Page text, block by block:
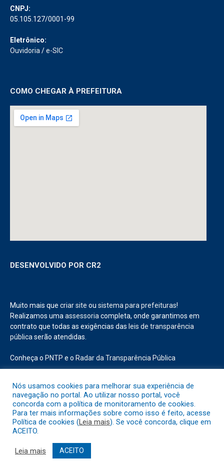
CNPJ:
05.105.127/0001-99
Eletrônico:
Ouvidoria/e-SIC
COMO CHEGAR À PREFEITURA
DESENVOLVIDO POR CR2
Muito mais que criar site ou sistema para prefeituras!
Realizamos umaassessoriacompleta, onde garantimos em
contrato que todas as exigências das leis de transparência
públicaserão atendidas.
Conheça o PNTP e o Radar da Transparência Pública
Todos os direitos reservados a Prefeitura Municipal de Abaetetuba.
Mapa do Site
Acessar o Webmail
Nós usamos cookies para melhorar sua experiência de
navegação no portal. Ao utilizar nosso portal, você
concorda com a política de monitoramento de cookies.
Para ter mais informações sobre como isso é feito, acesse
Política de cookies (Leia mais). Se você concorda, clique em
ACEITO.
Leia mais ACEITO